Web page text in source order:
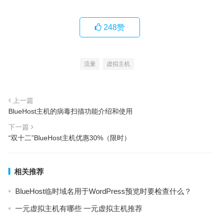
248赞
流量 虚拟主机
上一篇
BlueHost主机的病毒扫描功能介绍和使用
下一篇
“双十二”BlueHost主机优惠30%（限时）
相关推荐
BlueHost临时域名用于WordPress预览时要检查什么？
一元虚拟主机有哪些 一元虚拟主机推荐